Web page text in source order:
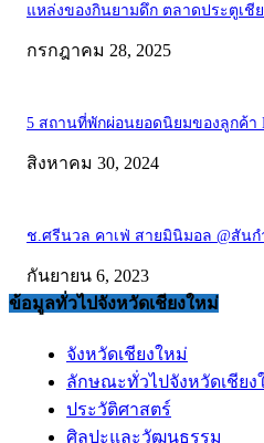
แหล่งของกินยามดึก ตลาดประตูเชี
กรกฎาคม 28, 2025
5 สถานที่พักผ่อนยอดนิยมของลูกค้า
สิงหาคม 30, 2024
ช.ศรีนวล คาเฟ่ สายมินิมอล @สันก
กันยายน 6, 2023
ข้อมูลทั่วไปจังหวัดเชียงใหม่
จังหวัดเชียงใหม่
ลักษณะทั่วไปจังหวัดเชียง
ประวัติศาสตร์
ศิลปะและวัฒนธรรม